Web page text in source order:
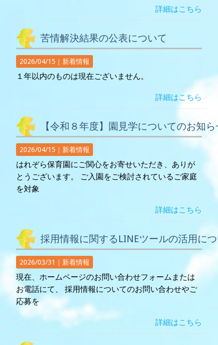
詳細はこちら
苦情解決結果の公表について
2026/04/15｜ 新着情報
１年以内のものは現在ございません。
詳細はこちら
【令和８年度】園見学についてのお知
2026/04/15｜ 新着情報
はれぞら保育園にご関心をお寄せいただき、ありが
とうございます。 ご入園をご検討されているご家庭
を対象
詳細はこちら
採用情報に関するLINEツールの活用に
2026/03/31｜ 新着情報
現在、ホームページのお問い合わせフォームまたは
お電話にて、 採用情報についてのお問い合わせやご
応募を
詳細はこちら